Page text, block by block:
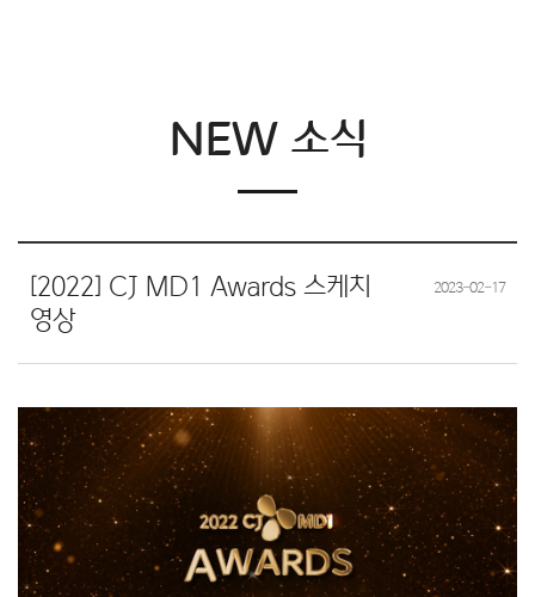
NEW 소식
[2022] CJ MD1 Awards 스케치
영상
2023-02-17